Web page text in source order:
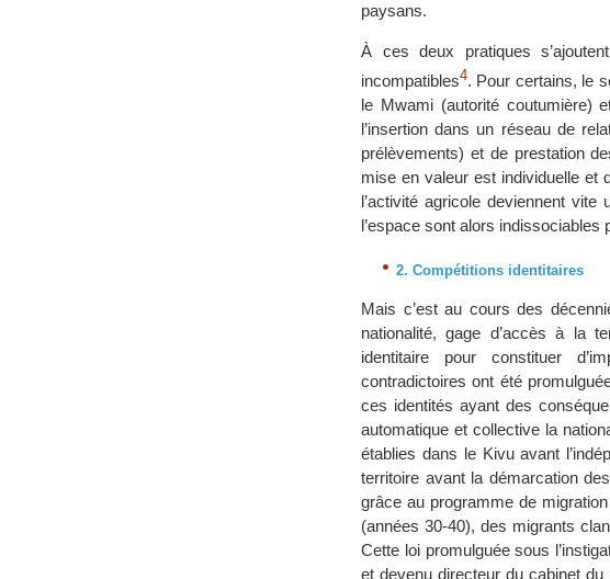
paysans.
À ces deux pratiques
incompatibles4. Pour certains, le
le Mwami (autorité coutumière)
l’insertion dans un réseau de
prélèvements) et de prestation
mise en valeur est individuelle et
l’activité agricole deviennent vite
l’espace sont alors indissociables
2. Compétitions identitaires
Mais c’est au cours des
nationalité, gage d’accès à la
identitaire pour constituer
contradictoires ont été
ces identités ayant des
automatique et collective la
établies dans le Kivu avant
territoire avant la démarcation
grâce au programme de
(années 30-40), des migrants
Cette loi promulguée sous
et devenu directeur du cabinet